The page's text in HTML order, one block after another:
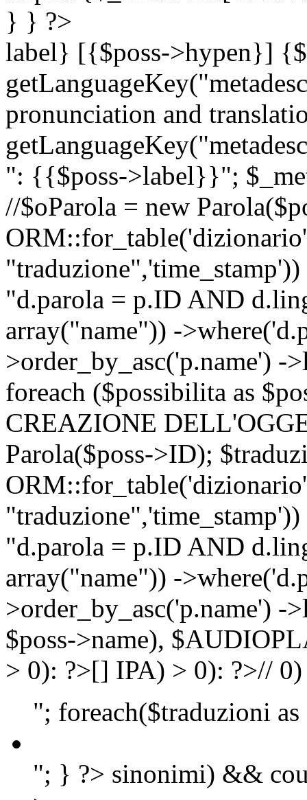
} } ?>
label} [{$poss->hypen}]
pronunciation and
": {{$poss->label}}";
//$oParola = new
"d.parola = p.ID AND
array("name")) -
>order_by_asc('p.name')
foreach ($possibilita as
CREAZIONE
Parola($poss->ID);
"d.parola = p.ID AND
array("name")) -
>order_by_asc('p.name')
$poss->name),
> 0): ?>[] IPA) > 0): ?>//
"; foreach($traduzioni
"; } ?> sinonimi) &&